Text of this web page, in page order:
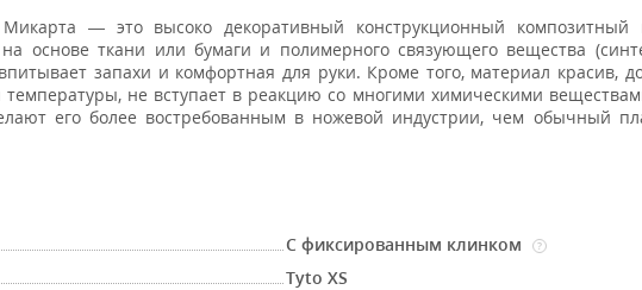
Микарта — это высоко декоративный конструкционный композитный
основе ткани или бумаги и полимерного связующего вещества
запахи и комфортная для руки. Кроме того, материал красив,
не вступает в реакцию со многими химическими
его более востребованным в ножевой индустрии, чем обычный
С фиксированным клинком ?
Tyto XS